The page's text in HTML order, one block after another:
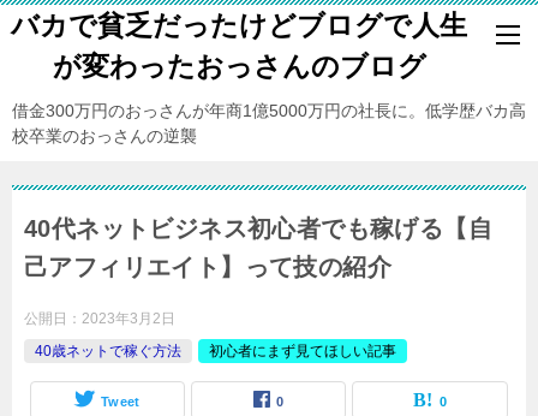
バカで貧乏だったけどブログで人生
が変わったおっさんのブログ
借金300万円のおっさんが年商1億5000万円の社長に。低学歴バカ高
校卒業のおっさんの逆襲
40代ネットビジネス初心者でも稼げる【自
己アフィリエイト】って技の紹介
公開日： 2023年3月2日
40歳ネットで稼ぐ方法
初心者にまず見てほしい記事
Tweet 0 0